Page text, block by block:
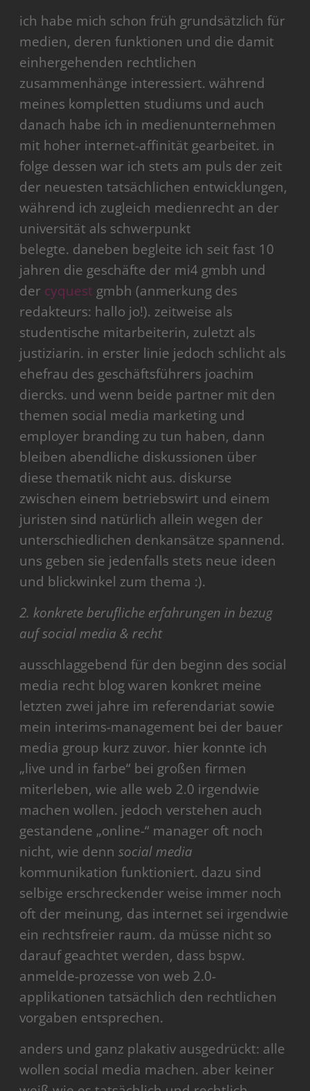
ich habe mich schon früh grundsätzlich für
medien, deren funktionen und die damit
einhergehenden rechtlichen
zusammenhänge interessiert. während
meines kompletten studiums und auch
danach habe ich in medienunternehmen
mit hoher internet-affinität gearbeitet. in
folge dessen war ich stets am puls der zeit
der neuesten tatsächlichen entwicklungen,
während ich zugleich medienrecht an der
universität als schwerpunkt
belegte. daneben begleite ich seit fast 10
jahren die geschäfte der mi4 gmbh und
der cyquest gmbh (anmerkung des
redakteurs: hallo jo!). zeitweise als
studentische mitarbeiterin, zuletzt als
justiziarin. in erster linie jedoch schlicht als
ehefrau des geschäftsführers joachim
diercks. und wenn beide partner mit den
themen social media marketing und
employer branding zu tun haben, dann
bleiben abendliche diskussionen über
diese thematik nicht aus. diskurse
zwischen einem betriebswirt und einem
juristen sind natürlich allein wegen der
unterschiedlichen denkansätze spannend.
uns geben sie jedenfalls stets neue ideen
und blickwinkel zum thema :).
2. konkrete berufliche erfahrungen in bezug
auf social media & recht
ausschlaggebend für den beginn des social
media recht blog waren konkret meine
letzten zwei jahre im referendariat sowie
mein interims-management bei der bauer
media group kurz zuvor. hier konnte ich
„live und in farbe“ bei großen firmen
miterleben, wie alle web 2.0 irgendwie
machen wollen. jedoch verstehen auch
gestandene „online-“ manager oft noch
nicht, wie dennsocial media
kommunikation funktioniert. dazu sind
selbige erschreckender weise immer noch
oft der meinung, das internet sei irgendwie
ein rechtsfreier raum. da müsse nicht so
darauf geachtet werden, dass bspw.
anmelde-prozesse von web 2.0-
applikationen tatsächlich den rechtlichen
vorgaben entsprechen.
anders und ganz plakativ ausgedrückt: alle
wollen social media machen. aber keiner